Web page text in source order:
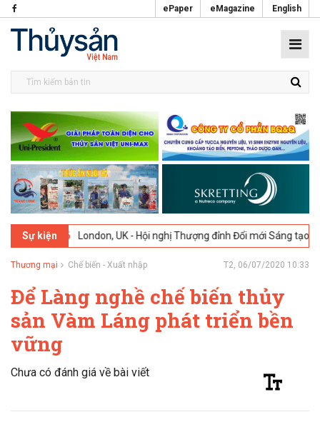
ePaper eMagazine English
Sự kiện
2026 London, UK - Hội nghị Thượng đỉnh Đổi mới Sáng tạo trong
Thương mại Chế biến - Xuất nhập T2, 06/07/2020 10:33
Để Làng nghề chế biến thủy
sản Vàm Láng phát triển bền
vững
Chưa có đánh giá về bài viết